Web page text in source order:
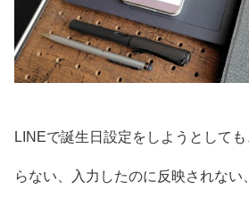
LINEで誕生日設定をしようとして
らない、入力したのに反映されない